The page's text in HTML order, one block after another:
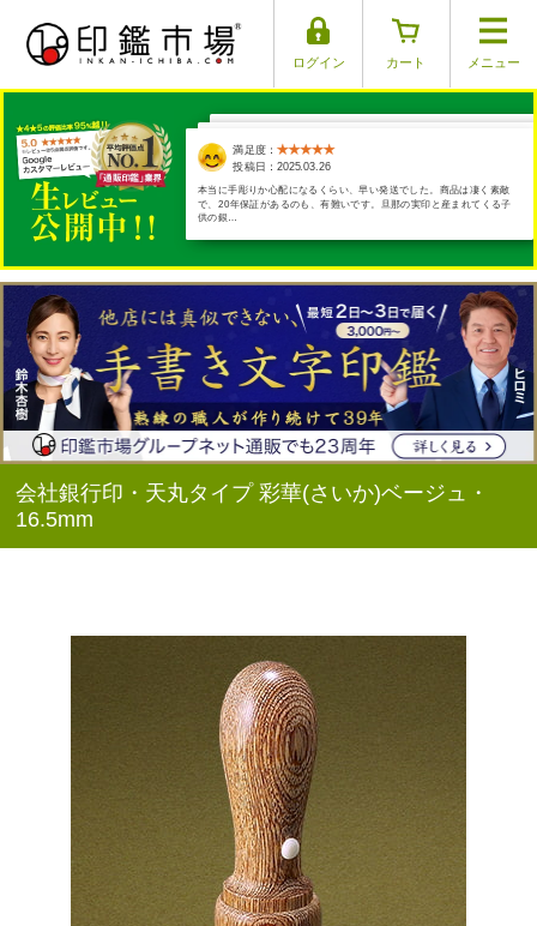
ログイン カート メニュー
満足度：
投稿日：2025.04.01
満足度：
投稿日：2025.03.26
本当に手彫りか心配になるくらい、早い発送でした。商品は凄く素敵
で、20年保証があるのも、有難いです。旦那の実印と産まれてくる子
供の銀…
満足度：
投稿日：2025.03.17
満足度：
投稿日：2025.03.29
満足度：
投稿日：2025.03.30
会社銀行印・天丸タイプ 彩華(さいか)ベージュ・
16.5mm